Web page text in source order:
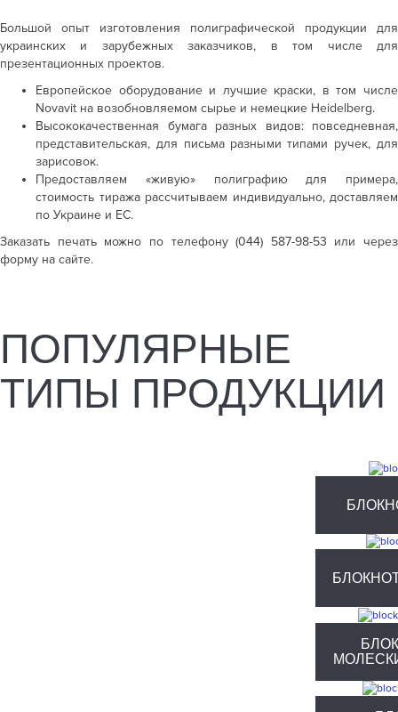
Большой опыт изготовления полиграфической продукции для
украинских и зарубежных заказчиков, в том числе для
презентационных проектов.
Европейское оборудование и лучшие краски, в том числе
Novavit на возобновляемом сырье и немецкие Heidelberg.
Высококачественная бумага разных видов: повседневная,
представительская, для письма разнымитипами ручек, для
зарисовок.
Предоставляем «живую» полиграфию для примера,
стоимость тиража рассчитываем индивидуально, доставляем
по Украине и ЕС.
Заказать печатьможно по телефону (044) 587-98-53 или через
форму на сайте.
ПОПУЛЯРНЫЕ
ТИПЫ ПРОДУКЦИИ